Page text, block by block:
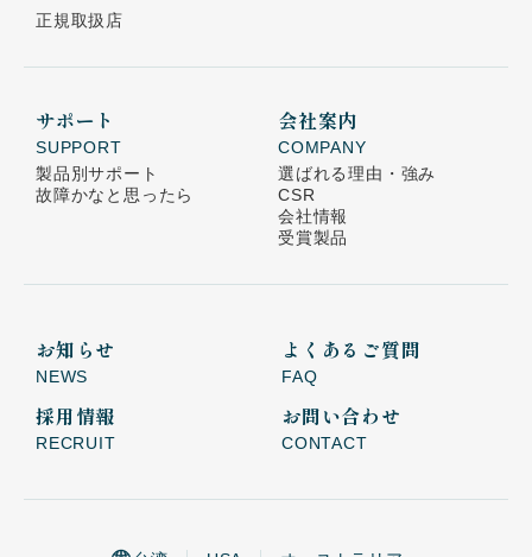
正規取扱店
サポート
SUPPORT
製品別サポート
故障かなと思ったら
会社案内
COMPANY
選ばれる理由・強み
CSR
会社情報
受賞製品
お知らせ
NEWS
よくあるご質問
FAQ
採用情報
RECRUIT
お問い合わせ
CONTACT